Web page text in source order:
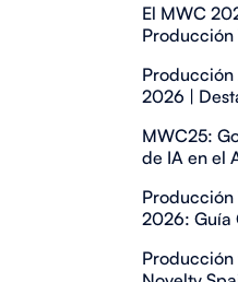
El MWC
Producción
2026 |
MWC25:
de IA en el
Producción
2026: Guía